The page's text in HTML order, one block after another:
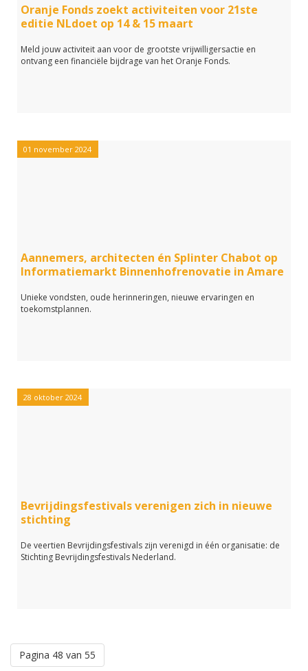
Oranje Fonds zoekt activiteiten voor 21ste
editie NLdoet op 14 & 15 maart
Meld jouw activiteit aan voor de grootste vrijwilligersactie en
ontvang een financiële bijdrage van het Oranje Fonds.
01 november 2024
Aannemers, architecten én Splinter Chabot op
Informatiemarkt Binnenhofrenovatie in Amare
Unieke vondsten, oude herinneringen, nieuwe ervaringen en
toekomstplannen.
28 oktober 2024
Bevrijdingsfestivals verenigen zich in nieuwe
stichting
De veertien Bevrijdingsfestivals zijn verenigd in één organisatie: de
Stichting Bevrijdingsfestivals Nederland.
Pagina 48 van 55